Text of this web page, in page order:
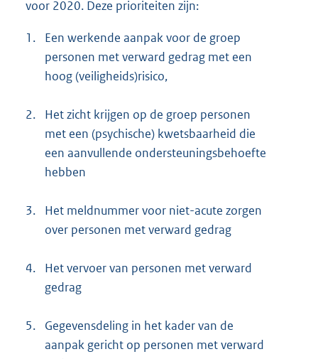
voor 2020. Deze prioriteiten zijn:
1.
Een werkende aanpak voor de groep
personen met verward gedrag met een
hoog (veiligheids)risico,
2.
Het zicht krijgen op de groep personen
met een (psychische) kwetsbaarheid die
een aanvullende ondersteuningsbehoefte
hebben
3.
Het meldnummer voor niet-acute zorgen
over personen met verward gedrag
4.
Het vervoer van personen met verward
gedrag
5.
Gegevensdeling in het kader van de
aanpak gericht op personen met verward